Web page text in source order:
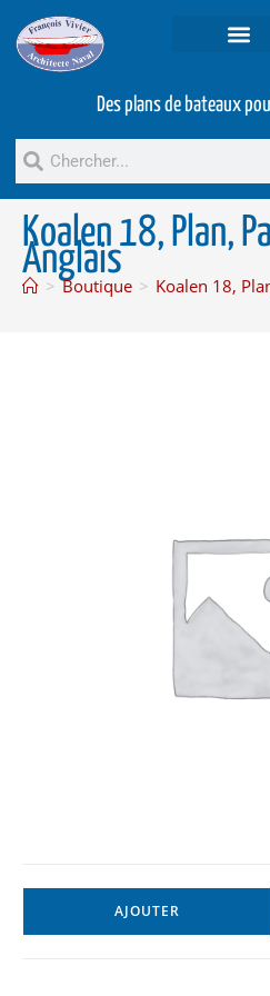
Des plans de bateaux
Koalen 18, Plan,
Anglais
> Boutique > Koalen 18,
AJOUTER